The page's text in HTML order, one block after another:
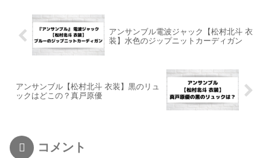
アンサンブル電波ジャック【松村北斗 衣
装】水色のジップニットカーディガン
アンサンブル【松村北斗 衣装】黒のリュ
ックはどこの？真戸原優
コメント